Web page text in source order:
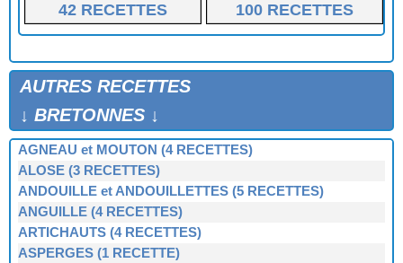
42 RECETTES
100 RECETTES
AUTRES RECETTES
↓ BRETONNES ↓
AGNEAU et MOUTON (4 RECETTES)
ALOSE (3 RECETTES)
ANDOUILLE et ANDOUILLETTES (5 RECETTES)
ANGUILLE (4 RECETTES)
ARTICHAUTS (4 RECETTES)
ASPERGES (1 RECETTE)